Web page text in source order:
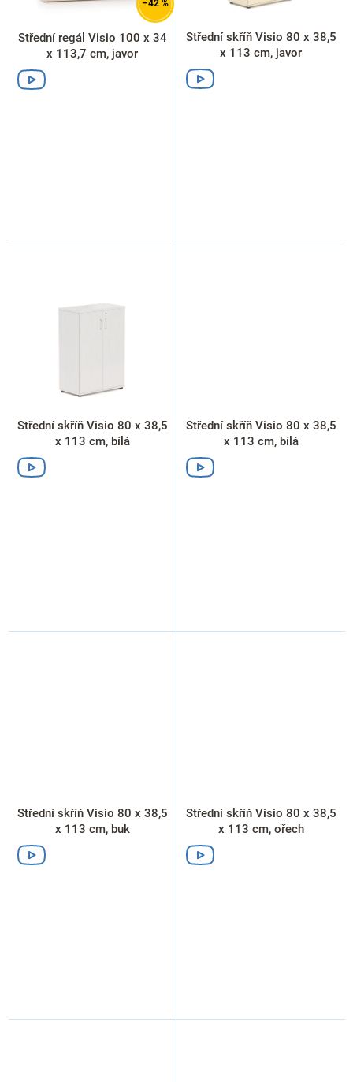
–42 %
Střední regál Visio 100 x 34
x 113,7 cm, javor
Střední skříň Visio 80 x 38,5
x 113 cm, javor
Střední skříň Visio 80 x 38,5
x 113 cm, bílá
Střední skříň Visio 80 x 38,5
x 113 cm, bílá
Střední skříň Visio 80 x 38,5
x 113 cm, buk
Střední skříň Visio 80 x 38,5
x 113 cm, ořech